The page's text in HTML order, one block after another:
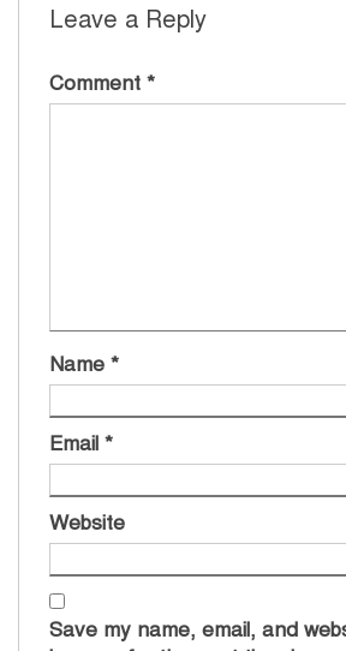
Leave a Reply
Comment *
Name *
Email *
Website
Save my name, email, and